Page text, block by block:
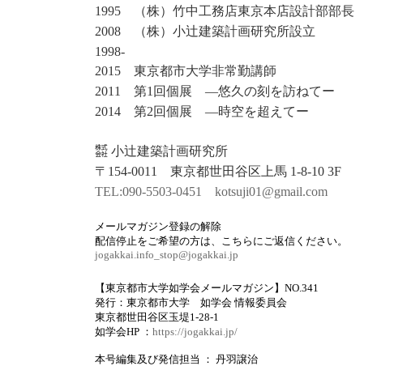
1995 （株）竹中工務店東京本店設計部部長
2008 （株）小辻建築計画研究所設立
1998-
2015 東京都市大学非常勤講師
2011 第1回個展 ―悠久の刻を訪ねてー
2014 第2回個展 ―時空を超えてー
㍿ 小辻建築計画研究所
〒154-0011 東京都世田谷区上馬 1-8-10 3F
TEL:090-5503-0451
kotsuji01@gmail.com
メールマガジン登録の解除
配信停止をご希望の方は、こちらにご返信ください。
jogakkai.info_stop@jogakkai.jp
【東京都市大学如学会メールマガジン】NO.341
発行：東京都市大学 如学会 情報委員会
東京都世田谷区玉堤1-28-1
如学会HP ： https://jogakkai.jp/
本号編集及び発信担当 ： 丹羽譲治